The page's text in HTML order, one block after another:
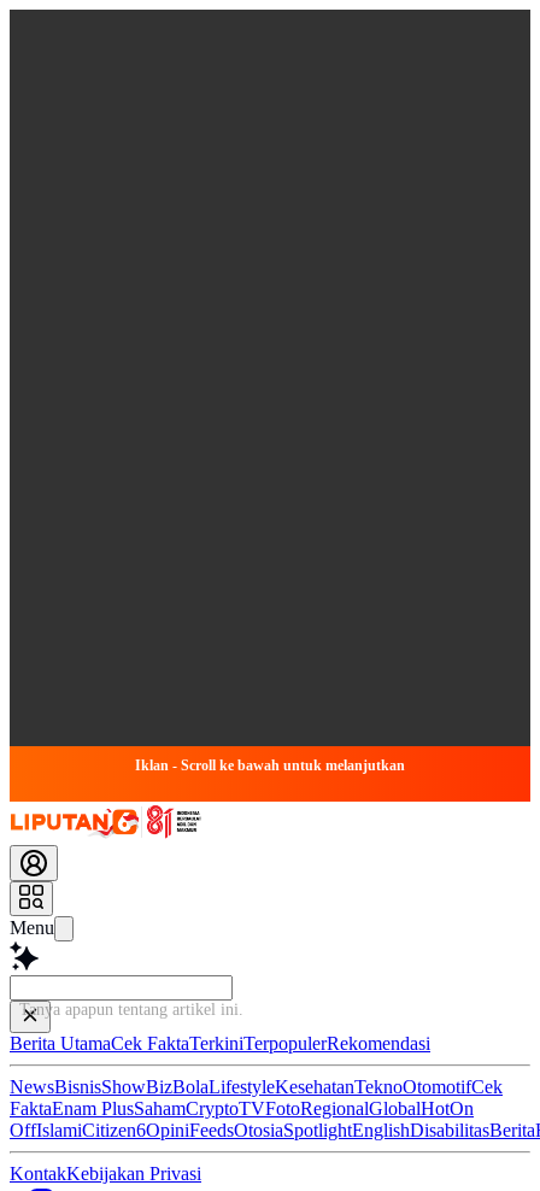
Iklan - Scroll ke bawah untuk melanjutkan
Menu
Tanya apapun tentang artikel ini...
Berita UtamaCek FaktaTerkiniTerpopulerRekomendasi
NewsBisnisShowBizBolaLifestyleKesehatanTeknoOtomotifCek
FaktaEnam PlusSahamCryptoTVFotoRegionalGlobalHotOn
OffIslamiCitizen6OpiniFeedsOtosiaSpotlightEnglishDisabilitasBerita
KontakKebijakan Privasi